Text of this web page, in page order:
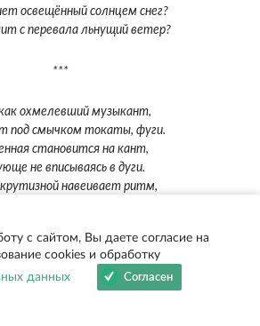
освещённый солнцем снег?
с перевала льнущий ветер?
***
как охмелевший музыкант,
под смычком токаты, фуги.
становится на кант,
не вписываясь в дуги.
навеивает ритм,
сердцем ты открыт
ведущему на царство.
с сайтом, Вы даете согласие на
cookies и обработку
данных
Согласен